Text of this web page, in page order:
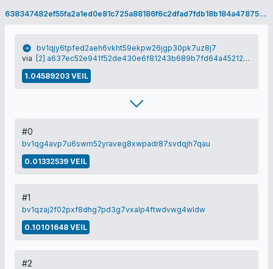
638347482ef55fa2a1ed0e81c725a88186f6c2dfad7fdb18b184a47875cd86e1
bv1qjy6tpfed2aeh6vkht59ekpw26jgp30pk7uz8j7
via
[2] a637ec52e941f52de430e6f81243b689b7fd64a45212fab4dd5e7efc8940221c
1.04589203 VEIL
#0
bv1qg4avp7u6swm52yraveg8xwpadr87svdqjh7qau
0.01332539 VEIL
#1
bv1qzaj2f02pxf8dhg7pd3g7vxalp4ftwdvwg4wldw
0.10101648 VEIL
#2